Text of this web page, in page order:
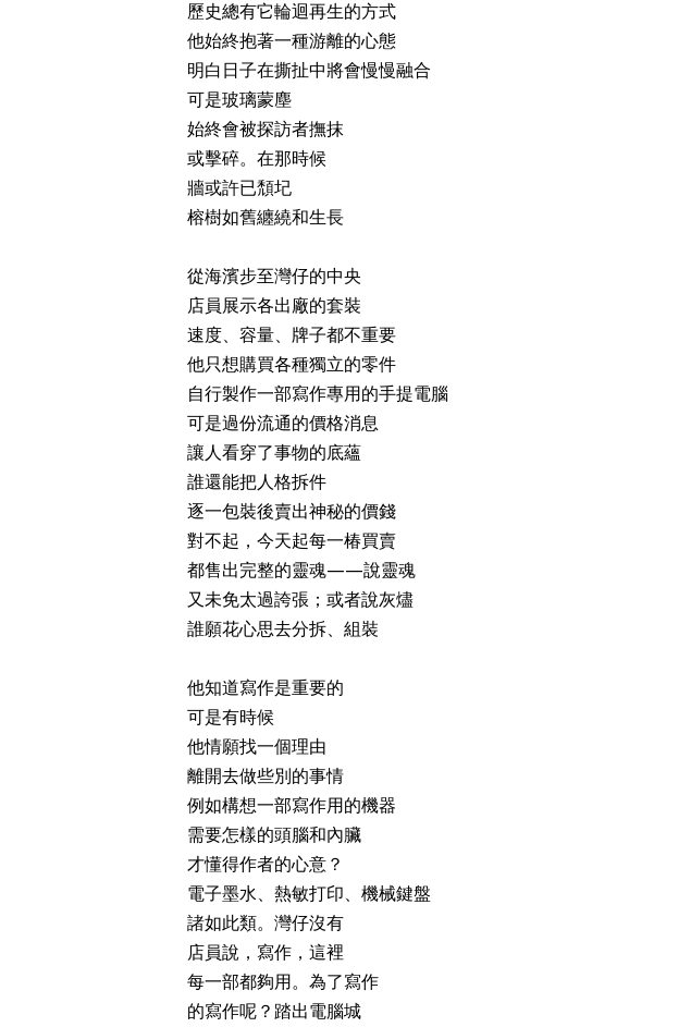
歷史總有它輪迴再生的方式
他始終抱著一種游離的心態
明白日子在撕扯中將會慢慢融合
可是玻璃蒙塵
始終會被探訪者撫抹
或擊碎。在那時候
牆或許已頹圮
榕樹如舊纏繞和生長
從海濱步至灣仔的中央
店員展示各出廠的套裝
速度、容量、牌子都不重要
他只想購買各種獨立的零件
自行製作一部寫作專用的手提電腦
可是過份流通的價格消息
讓人看穿了事物的底蘊
誰還能把人格拆件
逐一包裝後賣出神秘的價錢
對不起，今天起每一椿買賣
都售出完整的靈魂——說靈魂
又未免太過誇張；或者說灰燼
誰願花心思去分拆、組裝
他知道寫作是重要的
可是有時候
他情願找一個理由
離開去做些別的事情
例如構想一部寫作用的機器
需要怎樣的頭腦和內臟
才懂得作者的心意？
電子墨水、熱敏打印、機械鍵盤
諸如此類。灣仔沒有
店員說，寫作，這裡
每一部都夠用。為了寫作
的寫作呢？踏出電腦城